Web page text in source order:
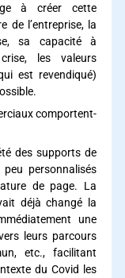
à créer cette
de l’entreprise, la
sa capacité à
les valeurs
est revendiqué)
comportent-
des supports de
personnalisés
de page. La
déjà changé la
une
leurs parcours
etc., facilitant
du Covid les